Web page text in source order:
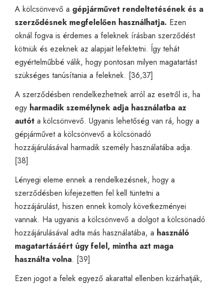
A kölcsönvevő a gépjárművet rendeltetésének és a
szerződésnek megfelelően használhatja. Ezen
oknál fogva is érdemes a feleknek írásban szerződést
kötniük és ezeknek az alapjait lefektetni. Így tehát
egyértelműbbé válik, hogy pontosan milyen magatartást
szükséges tanúsítania a feleknek. [36,37]
A szerződésben rendelkezhetnek arról az esetről is, ha
egy harmadik személynek adja használatba az
autót a kölcsönvevő. Ugyanis lehetőség van rá, hogy a
gépjárművet a kölcsönvevő a kölcsönadó
hozzájárulásával harmadik személy használatába adja.
[38]
Lényegi eleme ennek a rendelkezésnek, hogy a
szerződésben kifejezetten fel kell tüntetni a
hozzájárulást, hiszen ennek komoly következményei
vannak. Ha ugyanis a kölcsönvevő a dolgot a kölcsönadó
hozzájárulásával adta más használatába, a használó
magatartásáért úgy felel, mintha azt maga
használta volna. [39]
Ezen jogot a felek egyező akarattal ellenben kizárhatják,